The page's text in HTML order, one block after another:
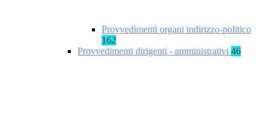
Provvedimenti organi indirizzo-politico
162
Provvedimenti dirigenti - amministrativi 46